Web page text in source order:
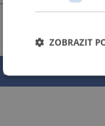
Facebooku
ZOBRAZIT